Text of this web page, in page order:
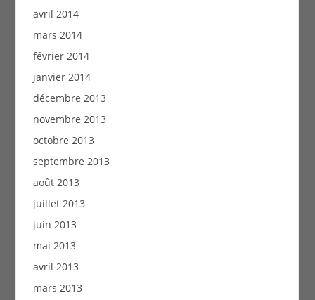
avril 2014
mars 2014
février 2014
janvier 2014
décembre 2013
novembre 2013
octobre 2013
septembre 2013
août 2013
juillet 2013
juin 2013
mai 2013
avril 2013
mars 2013